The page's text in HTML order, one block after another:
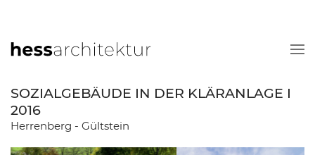
SOZIALGEBÄUDE IN DER KLÄRANLAGE I
2016
Herrenberg - Gültstein